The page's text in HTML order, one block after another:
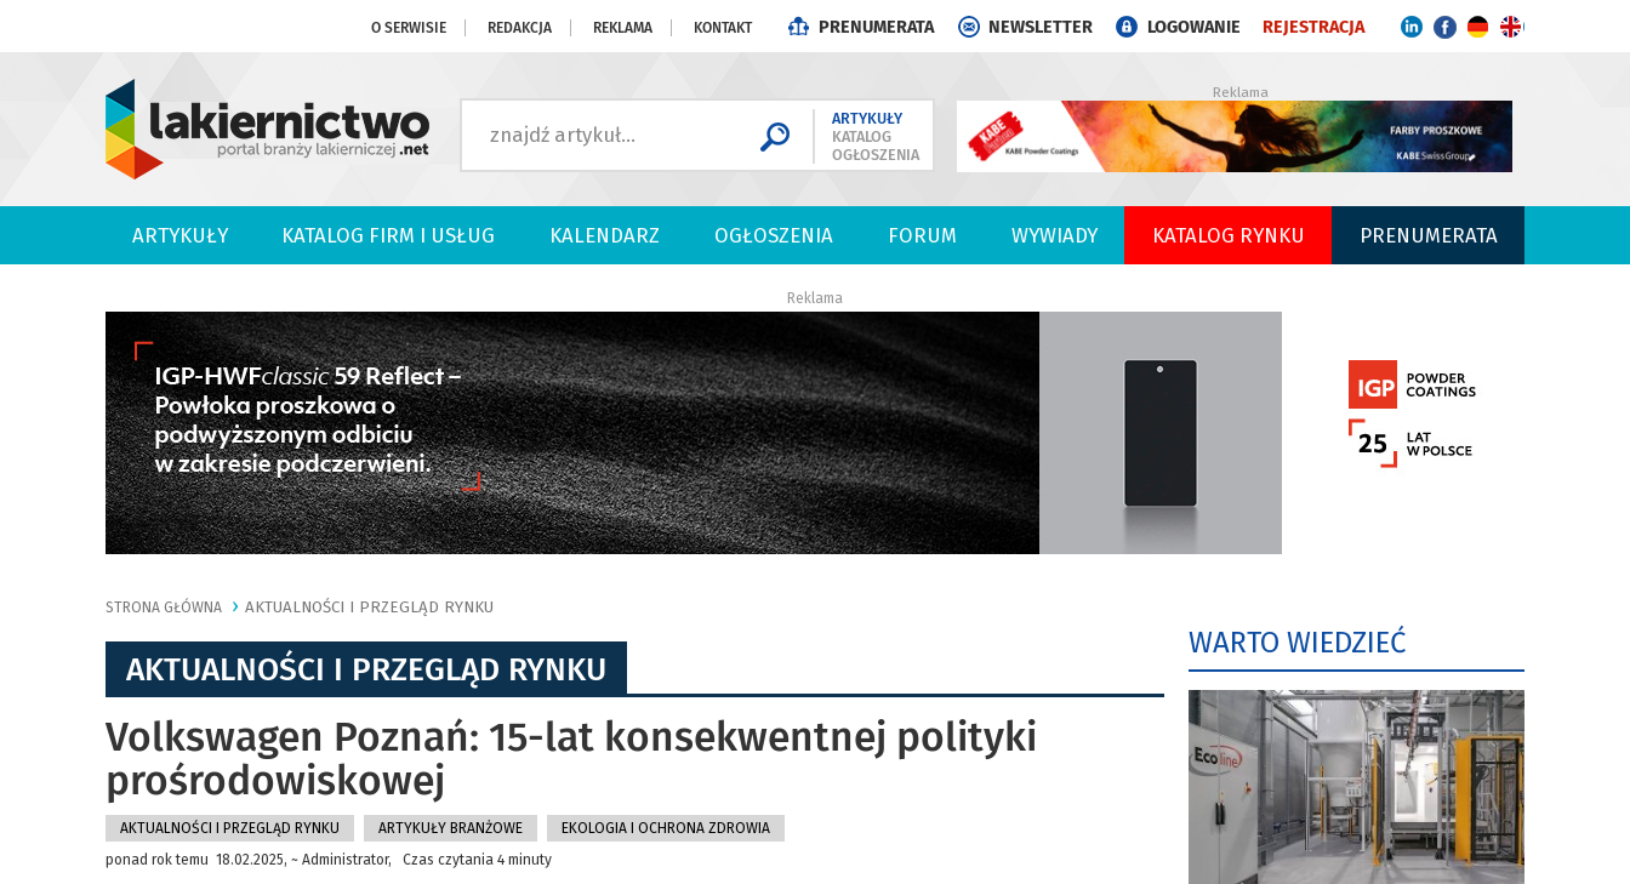
O SERWISIE REDAKCJA REKLAMA KONTAKT PRENUMERATA NEWSLETTER LOGOWANIE REJESTRACJA
ARTYKUŁY
KATALOG
OGŁOSZENIA
Reklama
ARTYKUŁY KATALOG FIRM I USŁUG KALENDARZ OGŁOSZENIA FORUM WYWIADY KATALOG RYNKU PRENUMERATA
Reklama
STRONA GŁÓWNA AKTUALNOŚCI I PRZEGLĄD RYNKU
AKTUALNOŚCI I PRZEGLĄD RYNKU
Volkswagen Poznań: 15-lat konsekwentnej polityki
prośrodowiskowej
AKTUALNOŚCI I PRZEGLĄD RYNKU ARTYKUŁY BRANŻOWE
EKOLOGIA I OCHRONA ZDROWIA
ponad rok temu 18.02.2025, ~ Administrator, Czas czytania 4 minuty
WARTO WIEDZIEĆ